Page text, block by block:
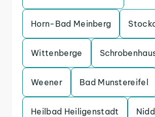
Horn-Bad Meinberg
Wittenberge
Weener Bad Munstereifel
Heilbad Heiligenstadt